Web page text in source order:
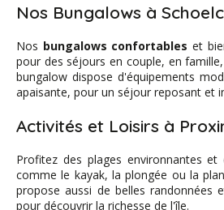
Nos Bungalows à
Nos bungalows confortables et
pour des séjours en couple, en
bungalow dispose d'équipements
apaisante, pour un séjour reposant et
Activités et Loisirs à
Profitez des plages environnantes et
comme le kayak, la plongée ou la
propose aussi de belles randonnées
pour découvrir la richesse de l'île.